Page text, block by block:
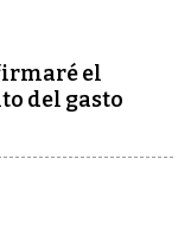
el
del gasto